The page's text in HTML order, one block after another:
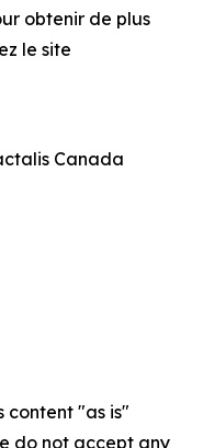
obtenir de plus
le site
Canada
content "as is"
do not accept any